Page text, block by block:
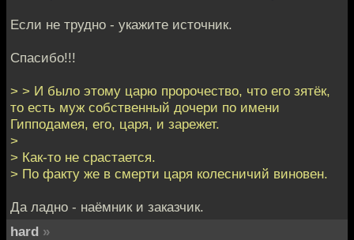
Если не трудно - укажите источник.
Спасибо!!!
> > И было этому царю пророчество, что его зятёк,
то есть муж собственный дочери по имени
Гипподамея, его, царя, и зарежет.
>
> Как-то не срастается.
> По факту же в смерти царя колесничий виновен.
Да ладно - наёмник и заказчик.
hard »